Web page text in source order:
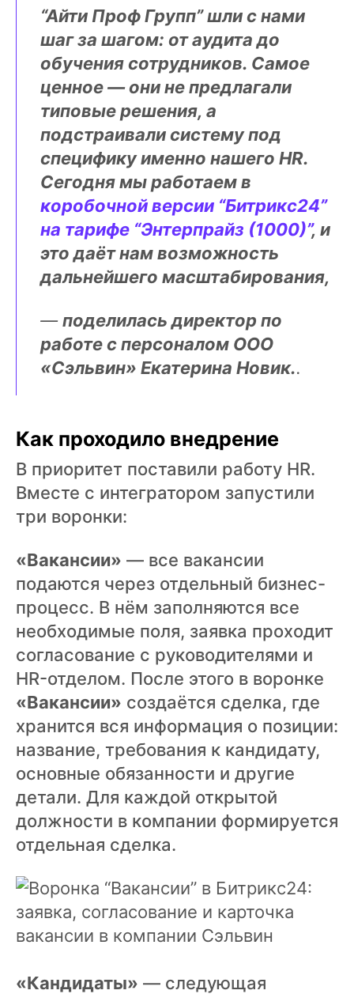
“Айти Проф Групп” шли с нами
шаг за шагом: от аудита до
обучения сотрудников. Самое
ценное — они не предлагали
типовые решения, а
подстраивали систему под
специфику именно нашего HR.
Сегодня мы работаем в
коробочной версии “Битрикс24”
на тарифе “Энтерпрайз (1000)”, и
это даёт нам возможность
дальнейшего масштабирования,
—поделилась директор по
работе с персоналом ООО
«Сэльвин» Екатерина Новик..
Как проходило внедрение
В приоритет поставили работу HR.
Вместе с интегратором запустили
три воронки:
«Вакансии» — все вакансии
подаются через отдельный бизнес-
процесс. В нём заполняются все
необходимые поля, заявка проходит
согласование с руководителями и
HR-отделом. После этого в воронке
«Вакансии» создаётся сделка, где
хранится вся информация о позиции:
название, требования к кандидату,
основные обязанности и другие
детали. Для каждой открытой
должности в компании формируется
отдельная сделка.
«Кандидаты» — следующая